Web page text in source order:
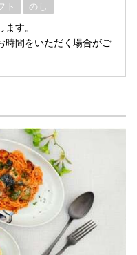
ト のし
す。
時間をいただく場合がご